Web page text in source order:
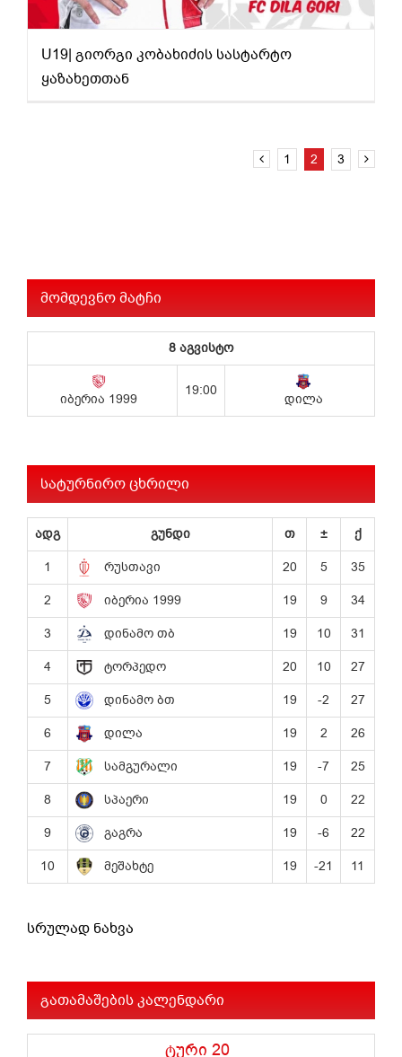
U19| გიორგი კობახიძის სასტარტო
ყაზახეთთან
1 2 3
მომდევნო მატჩი
სატურნირო ცხრილი
სრულად ნახვა
გათამაშების კალენდარი